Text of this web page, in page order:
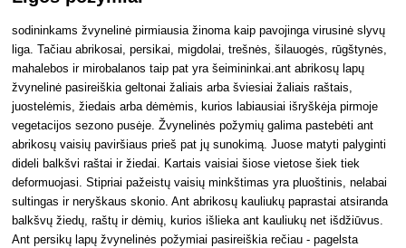
sodininkams žvynelinė pirmiausia žinoma kaip pavojinga virusinė slyvų
liga. Tačiau abrikosai, persikai, migdolai, trešnės, šilauogės, rūgštynės,
mahalebos ir mirobalanos taip pat yra šeimininkai.ant abrikosų lapų
žvynelinė pasireiškia geltonai žaliais arba šviesiai žaliais raštais,
juostelėmis, žiedais arba dėmėmis, kurios labiausiai išryškėja pirmoje
vegetacijos sezono pusėje. Žvynelinės požymių galima pastebėti ant
abrikosų vaisių paviršiaus prieš pat jų sunokimą. Juose matyti palyginti
dideli balkšvi raštai ir žiedai. Kartais vaisiai šiose vietose šiek tiek
deformuojasi. Stipriai pažeistų vaisių minkštimas yra pluoštinis, nelabai
sultingas ir neryškaus skonio. Ant abrikosų kauliukų paprastai atsiranda
balkšvų žiedų, raštų ir dėmių, kurios išlieka ant kauliukų net išdžiūvus.
Ant persikų lapų žvynelinės požymiai pasireiškia rečiau - pagelsta